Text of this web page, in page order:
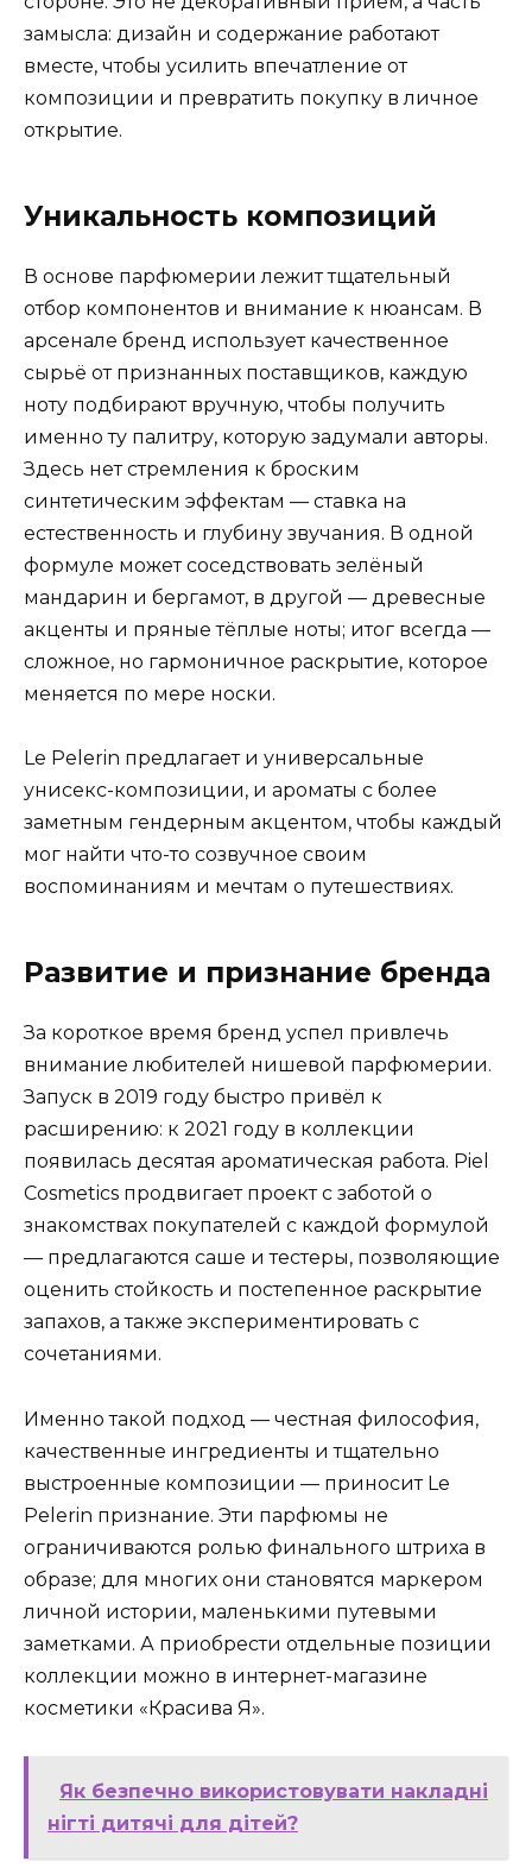
замысла: дизайн и содержание работают
вместе, чтобы усилить впечатление от
композиции и превратить покупку в личное
открытие.
Уникальность композиций
В основе парфюмерии лежит тщательный
отбор компонентов и внимание к нюансам. В
арсенале бренд использует качественное
сырьё от признанных поставщиков, каждую
ноту подбирают вручную, чтобы получить
именно ту палитру, которую задумали авторы.
Здесь нет стремления к броским
синтетическим эффектам — ставка на
естественность и глубину звучания. В одной
формуле может соседствовать зелёный
мандарин и бергамот, в другой — древесные
акценты и пряные тёплые ноты; итог всегда —
сложное, но гармоничное раскрытие, которое
меняется по мере носки.
Le Pelerin предлагает и универсальные
унисекс-композиции, и ароматы с более
заметным гендерным акцентом, чтобы каждый
мог найти что-то созвучное своим
воспоминаниям и мечтам о путешествиях.
Развитие и признание бренда
За короткое время бренд успел привлечь
внимание любителей нишевой парфюмерии.
Запуск в 2019 году быстро привёл к
расширению: к 2021 году в коллекции
появилась десятая ароматическая работа. Piel
Cosmetics продвигает проект с заботой о
знакомствах покупателей с каждой формулой
— предлагаются саше и тестеры, позволяющие
оценить стойкость и постепенное раскрытие
запахов, а также экспериментировать с
сочетаниями.
Именно такой подход — честная философия,
качественные ингредиенты и тщательно
выстроенные композиции — приносит Le
Pelerin признание. Эти парфюмы не
ограничиваются ролью финального штриха в
образе; для многих они становятся маркером
личной истории, маленькими путевыми
заметками. А приобрести отдельные позиции
коллекции можно в интернет-магазине
косметики «Красива Я».
Як безпечно використовувати накладні
нігті дитячі для дітей?